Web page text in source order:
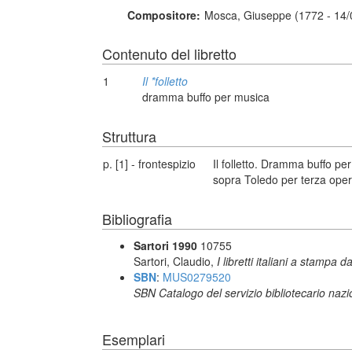
Compositore: Mosca, Giuseppe (1772 -
Contenuto del libretto
1
Il *folletto
dramma buffo per musica
Struttura
p. [1] - frontespizio
Il folletto. Dramma buffo
sopra Toledo per terza
Bibliografia
Sartori 1990 10755
Sartori, Claudio, I libretti italiani a stampa
SBN: MUS0279520
SBN Catalogo del servizio bibliotecario
Esemplari